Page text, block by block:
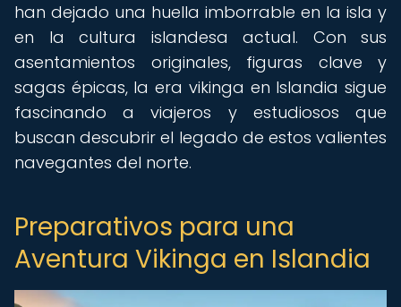
han dejado una huella imborrable en la isla y
en la cultura islandesa actual. Con sus
asentamientos originales, figuras clave y
sagas épicas, la era vikinga en Islandia sigue
fascinando a viajeros y estudiosos que
buscan descubrir el legado de estos valientes
navegantes del norte.
Preparativos para una
Aventura Vikinga en Islandia